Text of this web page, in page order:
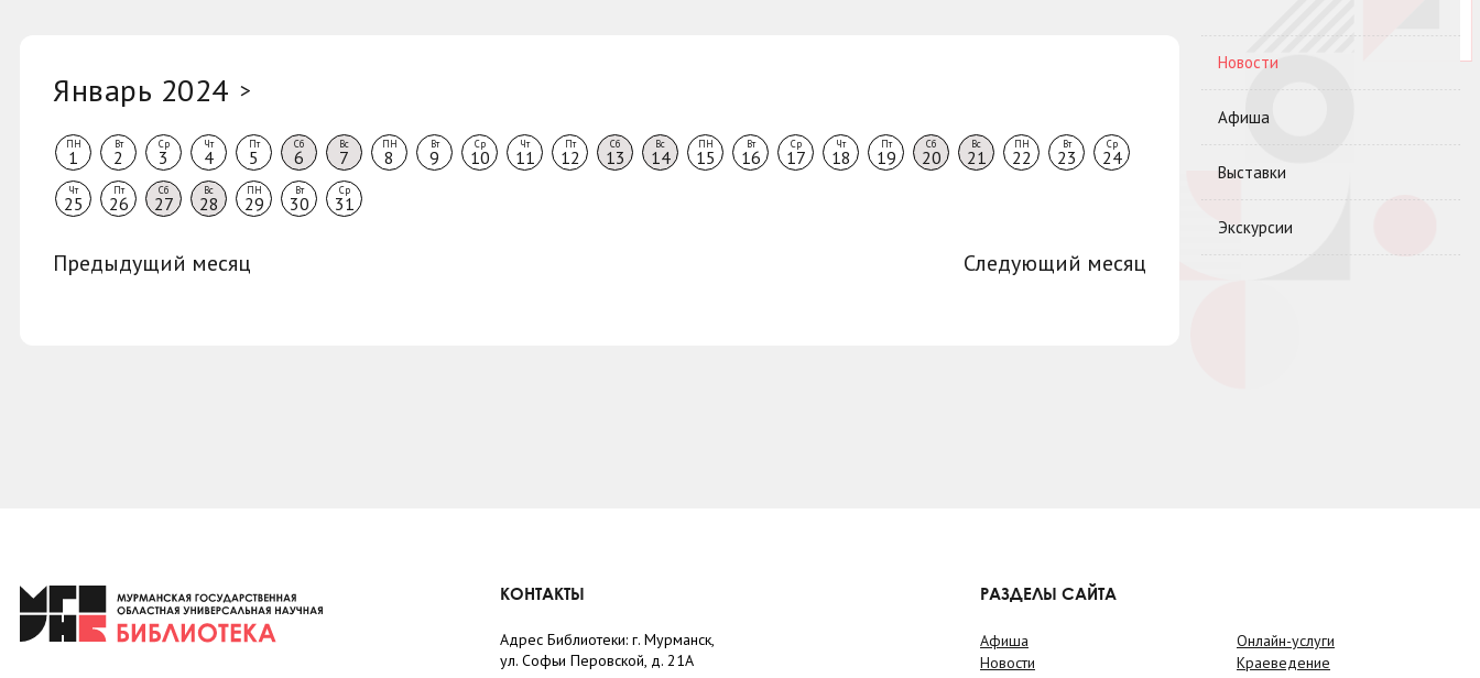
Январь 2024 >
ПН
1
Вт
2
Ср
3
Чт
4
Пт
5
Сб
6
Вс
7
ПН
8
Вт
9
Ср
10
Чт
11
Пт
12
Сб
13
Вс
14
ПН
15
Вт
16
Ср
17
Чт
18
Пт
19
Сб
20
Вс
21
ПН
22
Вт
23
Ср
24
Чт
25
Пт
26
Сб
27
Вс
28
ПН
29
Вт
30
Ср
31
Предыдущий месяц Следующий месяц
Новости
Афиша
Выставки
Экскурсии
КОНТАКТЫ
Адрес Библиотеки: г. Мурманск,
ул. Софьи Перовской, д. 21А
РАЗДЕЛЫ САЙТА
Афиша
Новости
Онлайн-услуги
Краеведение